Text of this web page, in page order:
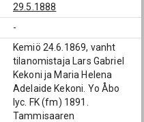
29.5.1888
-
Kemiö 24.6.1869, vanht
tilanomistaja Lars Gabriel
Kekoni ja Maria Helena
Adelaide Kekoni. Yo Åbo
lyc. FK (fm) 1891.
Tammisaaren